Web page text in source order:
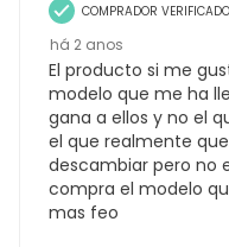
COMPRADOR VERIFICADO
há 2 anos
El producto si me
modelo que me ha
gana a ellos y no el
el que realmente
descambiar pero no
compra el modelo
mas feo